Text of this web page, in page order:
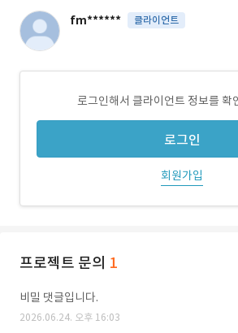
fm****** 클라이언트
로그인해서 클라이언트 정보를 확
로그인
회원가입
프로젝트 문의 1
비밀 댓글입니다.
2026.06.24. 오후 16:03